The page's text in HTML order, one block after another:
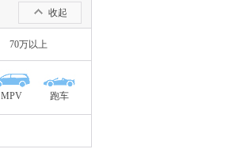
收起
70万以上
MPV 跑车